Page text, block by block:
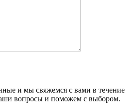
и мы свяжемся с вами в течение
вопросы и поможем с выбором.